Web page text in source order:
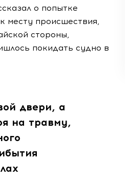
о попытке
месту происшествия,
стороны,
покидать судно в
двери, а
на травму,